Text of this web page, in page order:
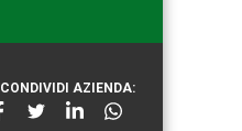
CONDIVIDI AZIENDA: